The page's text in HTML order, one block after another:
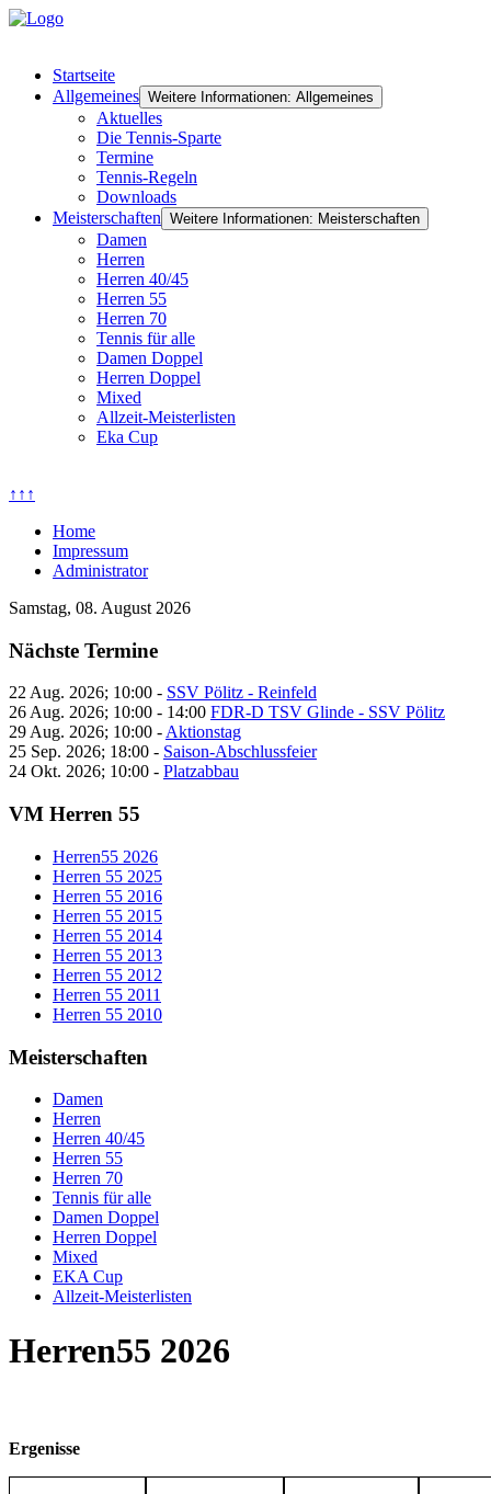
Startseite
Allgemeines Weitere Informationen: Allgemeines
Aktuelles
Die Tennis-Sparte
Termine
Tennis-Regeln
Downloads
Meisterschaften Weitere Informationen: Meisterschaften
Damen
Herren
Herren 40/45
Herren 55
Herren 70
Tennis für alle
Damen Doppel
Herren Doppel
Mixed
Allzeit-Meisterlisten
Eka Cup
↑↑↑
Home
Impressum
Administrator
Samstag, 08. August 2026
Nächste Termine
22 Aug. 2026; 10:00 - SSV Pölitz - Reinfeld
26 Aug. 2026; 10:00 - 14:00 FDR-D TSV Glinde - SSV Pölitz
29 Aug. 2026; 10:00 -Aktionstag
25 Sep. 2026; 18:00 - Saison-Abschlussfeier
24 Okt. 2026; 10:00 - Platzabbau
VM Herren 55
Herren55 2026
Herren 55 2025
Herren 55 2016
Herren 55 2015
Herren 55 2014
Herren 55 2013
Herren 55 2012
Herren 55 2011
Herren 55 2010
Meisterschaften
Damen
Herren
Herren 40/45
Herren 55
Herren 70
Tennis für alle
Damen Doppel
Herren Doppel
Mixed
EKA Cup
Allzeit-Meisterlisten
Herren55 2026
Ergenisse